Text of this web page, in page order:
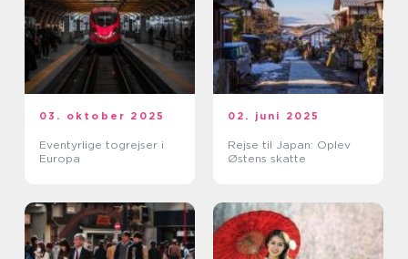
03. oktober 2025
Eventyrlige togrejser i
Europa
02. juni 2025
Rejse til Japan: Oplev
Østens skatte